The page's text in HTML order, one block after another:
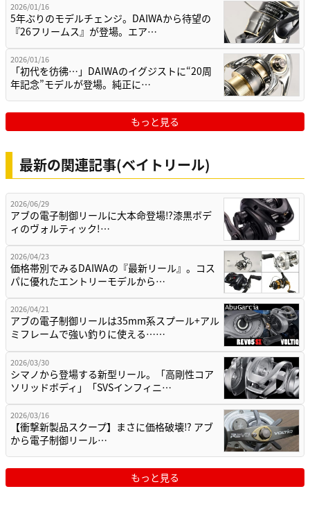
2026/01/16
5年ぶりのモデルチェンジ。DAIWAから待望の
『26フリームス』が登場。エア…
2026/01/16
「初代を彷彿…」DAIWAのイグジストに“20周
年記念”モデルが登場。純正に…
もっと見る
最新の関連記事(ベイトリール)
2026/06/29
アブの電子制御リールに大本命登場⁉漆黒ボデ
ィのヴォルティック!…
2026/04/23
価格帯別でみるDAIWAの『最新リール』。コス
パに優れたエントリーモデルから…
2026/04/21
アブの電子制御リールは35mm系スプール+アル
ミフレームで強い釣りに使える……
2026/03/30
シマノから登場する新型リール。「高剛性コア
ソリッドボディ」「SVSインフィニ…
2026/03/16
【衝撃新製品スクープ】まさに価格破壊⁉ アブ
から電子制御リール…
もっと見る